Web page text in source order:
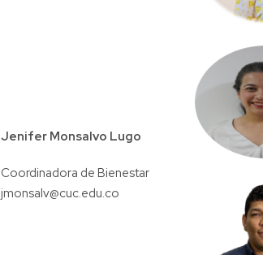
Jenifer Monsalvo Lugo
Coordinadora de Bienestar
jmonsalv@cuc.edu.co